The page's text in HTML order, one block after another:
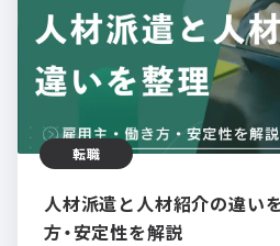
転職
人材派遣と人材紹介の違い
方・安定性を解説